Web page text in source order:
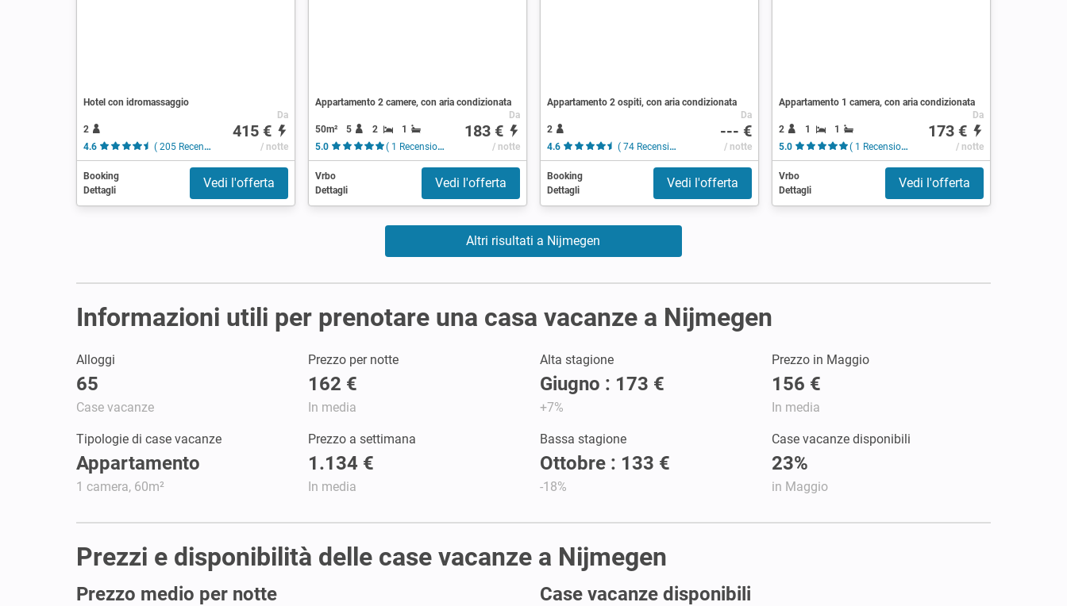
Hotel con idromassaggio
2
4.6
( 205 Recensioni )
Da
415 €
/ notte
Booking
Dettagli
Vedi l'offerta
Appartamento 2 camere, con aria condizionata
50m² 5 2
1
5.0
( 1 Recensione )
Da
183 €
/ notte
Vrbo
Dettagli
Vedi l'offerta
Appartamento 2 ospiti, con aria condizionata
2
4.6
( 74 Recensioni )
Da
--- €
/ notte
Booking
Dettagli
Vedi l'offerta
Appartamento 1 camera, con aria condizionata
2 1
1
5.0
( 1 Recensione )
Da
173 €
/ notte
Vrbo
Dettagli
Vedi l'offerta
Altri risultati a Nijmegen
Informazioni utili per prenotare una casa vacanze a Nijmegen
Alloggi
65
Case vacanze
Prezzo per notte
162 €
In media
Alta stagione
Giugno : 173 €
+7%
Prezzo in Maggio
156 €
In media
Tipologie di case vacanze
Appartamento
1 camera, 60m²
Prezzo a settimana
1.134 €
In media
Bassa stagione
Ottobre : 133 €
-18%
Case vacanze disponibili
23%
in Maggio
Prezzi e disponibilità delle case vacanze a Nijmegen
Prezzo medio per notte Case vacanze disponibili